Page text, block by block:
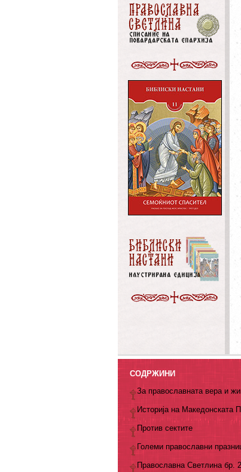
СОДРЖИНИ
За православната вера и
Историја на Македонската
Против сектите
Големи православни
Православна Светлина бр.